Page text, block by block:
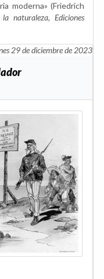
moderna» (Friedrich
naturaleza, Ediciones
29 de diciembre de 2023